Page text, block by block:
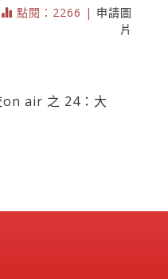
點閱：2266 | 申請圖
片
on air 之 24：大